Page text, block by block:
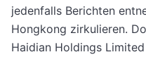
jedenfalls Berichten
Hongkong zirkulieren.
Haidian Holdings